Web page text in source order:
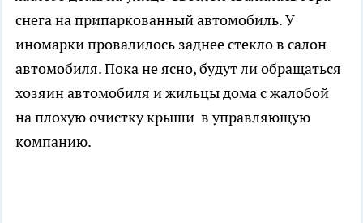
снега на припаркованный автомобиль. У
иномарки провалилось заднее стекло в салон
автомобиля. Пока не ясно, будут ли обращаться
хозяин автомобиля и жильцы дома с жалобой
на плохую очистку крыши в управляющую
компанию.